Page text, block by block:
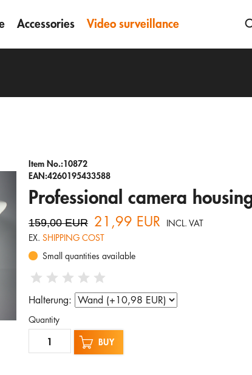
Accessories Video surveillance
Item No.:10872
EAN:4260195433588
Professional camera
159,00 EUR 21,99 EUR
INCL. VAT
EX. SHIPPING COST
Small quantities available
Halterung:
Quantity
BUY